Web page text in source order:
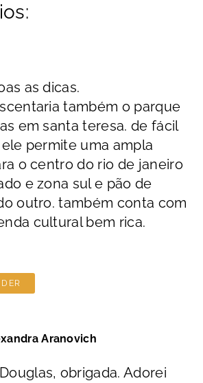
as dicas.
também o parque
em santa teresa. de fácil
permite uma ampla
o centro do rio de janeiro
e zona sul e pão de
outro. também conta com
cultural bem rica.
Aranovich
obrigada. Adorei